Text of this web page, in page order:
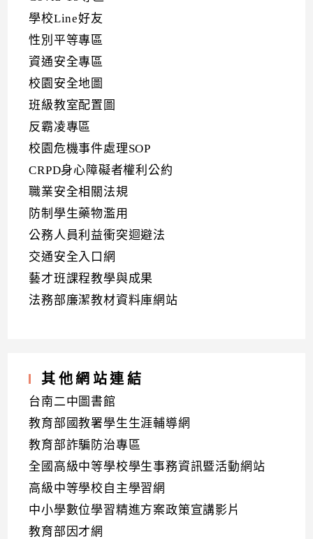
學校Line好友
性別平等專區
資通安全專區
校園安全地圖
班級教室配置圖
反霸凌專區
校園危機事件處理SOP
CRPD身心障礙者權利公約
職業安全相關法規
防制學生藥物濫用
公務人員利益衝突迴避法
交通安全入口網
藝才班課程教學與成果
法務部廉潔教材資料庫網站
其他網站連結
台南二中圖書館
教育部國教署學生生涯輔導網
教育部詐騙防治專區
全國高級中等學校學生事務資訊暨活動網站
高級中等學校自主學習網
中小學數位學習精進方案政策宣講影片
教育部因才網